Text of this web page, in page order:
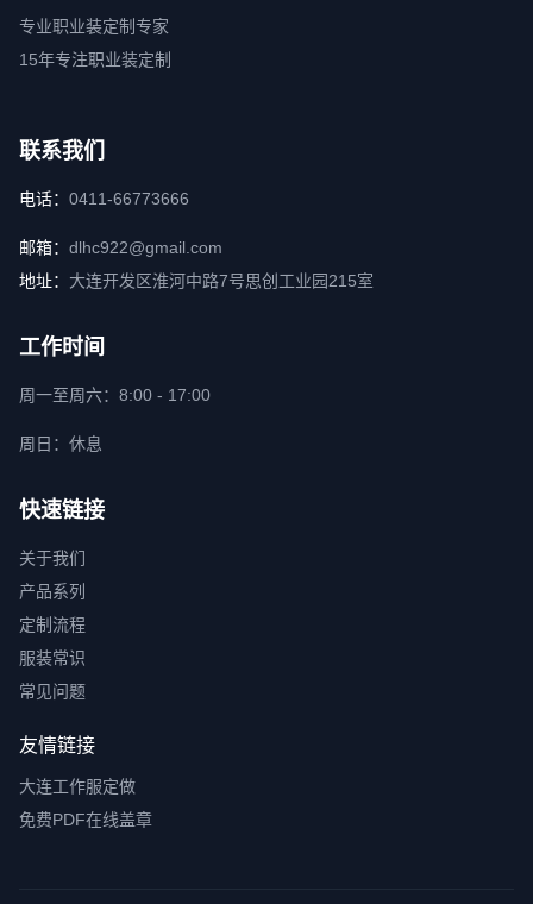
专业职业装定制专家
15年专注职业装定制
联系我们
电话： 0411-66773666
邮箱： dlhc922@gmail.com
地址： 大连开发区淮河中路7号思创工业园215室
工作时间
周一至周六：8:00 - 17:00
周日：休息
快速链接
关于我们
产品系列
定制流程
服装常识
常见问题
友情链接
大连工作服定做
免费PDF在线盖章